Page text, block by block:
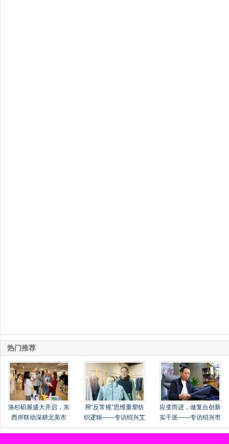
热门推荐
洛杉矶展盛大开启，东
西岸联动深耕北美市
场！
用“反常规”思维重塑纺
织逻辑——专访绍兴艾
法纺织品有限公司总经
应变而进，做复合创新
实干派——专访绍兴市
柯桥区华舍政伟纺织品